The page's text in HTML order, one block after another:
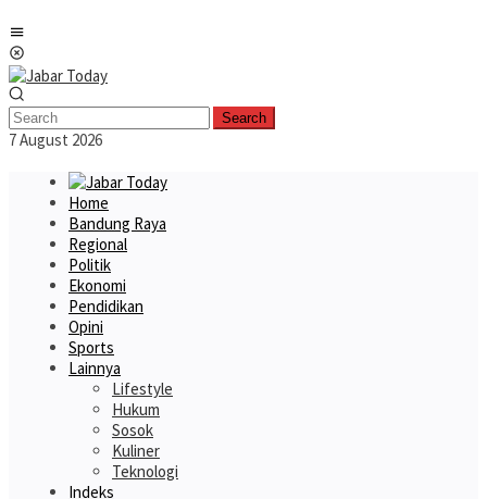
to
content
Search
7 August 2026
Home
Bandung Raya
Regional
Politik
Ekonomi
Pendidikan
Opini
Sports
Lainnya
Lifestyle
Hukum
Sosok
Kuliner
Teknologi
Indeks